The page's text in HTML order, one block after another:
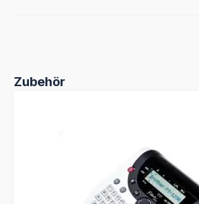
Produktgalerie überspringen
Zubehör